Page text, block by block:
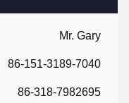
Mr. Gary
86-151-3189-7040
86-318-7982695